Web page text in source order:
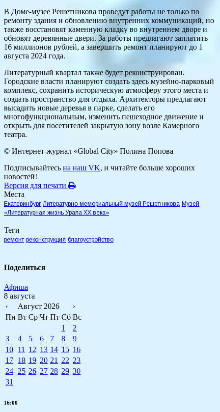
В Доме-музее Решетникова проведут работы не только по
ремонту здания и обновлению внутренних коммуникаций, но
также восстановят каменную кладку во внутреннем дворе и
обновят деревянные двери. За работы предлагают заплатить
16 миллионов рублей, а завершить ремонт планируют до 1
августа 2024 года.
Литературный квартал также будет реконструирован.
Городские власти планируют создать здесь музейно-парковый
комплекс, сохранить историческую атмосферу этого места и
создать пространство для отдыха. Архитекторы предлагают
высадить новые деревья в парке, сделать его
многофункциональным, изменить пешеходное движение и
открыть для посетителей закрытую зону возле Камерного
театра.
© Интернет-журнал «Global City» Полина Попова
Подписывайтесь на наш VK, и читайте больше хороших
новостей!
Версия для печати
Места
Екатеринбург Литературно-мемориальный музей Решетникова Музей
«Литературная жизнь Урала XX века»
Теги
ремонт реконструкция благоустройство
Поделиться
Афиша
8 августа
‹
Август 2026
›
Пн Вт Ср Чт Пт Сб Вс
1
2
3
4 5 6 7 8
9
10 11 12 13 14 15 16
17 18 19 20 21 22 23
24 25 26 27 28 29 30
31
16:00